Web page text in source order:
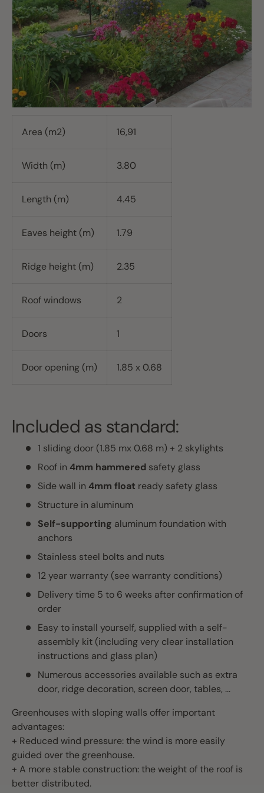
Area (m2) 16,91
Width (m) 3.80
Length (m) 4.45
Eaves height (m) 1.79
Ridge height (m) 2.35
Roof windows 2
Doors 1
Door opening (m) 1.85 x 0.68
Included as standard:
1 sliding door (1.85 mx 0.68 m) + 2 skylights
Roof in 4mm hammered safety glass
Side wall in 4mm float ready safety glass
Structure in aluminum
Self-supporting aluminum foundation with
anchors
Stainless steel bolts and nuts
12 year warranty (see warranty conditions)
Delivery time 5 to 6 weeks after confirmation of
order
Easy to install yourself, supplied with a self-
assembly kit (including very clear installation
instructions and glass plan)
Numerous accessories available such as extra
door, ridge decoration, screen door, tables, ...
Greenhouses with sloping walls offer important
advantages:
+ Reduced wind pressure: the wind is more easily
guided over the greenhouse.
+ A more stable construction: the weight of the roof is
better distributed.